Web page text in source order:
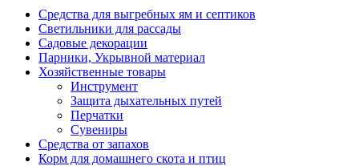
Средства для выгребных ям и септиков
Светильники для рассады
Садовые декорации
Парники, Укрывной материал
Хозяйственные товары
Инструмент
Защита дыхательных путей
Перчатки
Сувениры
Средства от запахов
Корм для домашнего скота и птиц